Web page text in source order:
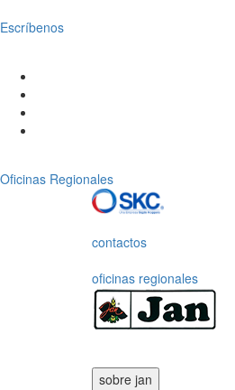
Escríbenos
Oficinas Regionales
contactos
oficinas regionales
sobre jan